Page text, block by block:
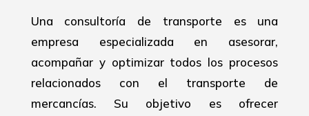
Una consultoría de transporte es una
empresa especializada en asesorar,
acompañar y optimizar todos los procesos
relacionados con el transporte de
mercancías. Su objetivo es ofrecer